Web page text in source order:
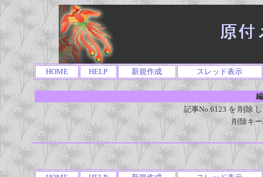
HOME HELP 新規作成 スレッド表示
記事No.6123 を 削除
削除キ